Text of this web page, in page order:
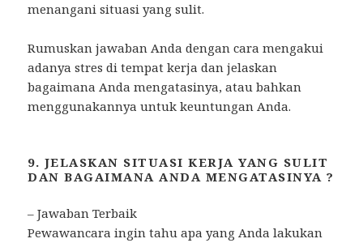
menangani situasi yang sulit.
Rumuskan jawaban Anda dengan cara mengakui
adanya stres di tempat kerja dan jelaskan
bagaimana Anda mengatasinya, atau bahkan
menggunakannya untuk keuntungan Anda.
9. JELASKAN SITUASI KERJA YANG SULIT
DAN BAGAIMANA ANDA MENGATASINYA ?
– Jawaban Terbaik
Pewawancara ingin tahu apa yang Anda lakukan